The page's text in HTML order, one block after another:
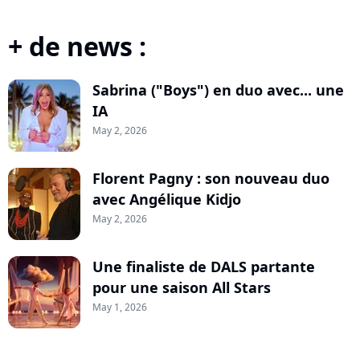
+ de news :
Sabrina ("Boys") en duo avec... une
IA
May 2, 2026
Florent Pagny : son nouveau duo
avec Angélique Kidjo
May 2, 2026
Une finaliste de DALS partante
pour une saison All Stars
May 1, 2026